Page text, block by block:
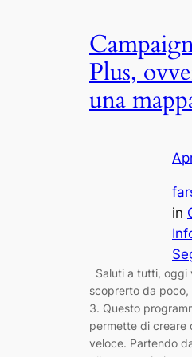
Plus,
una
in
Saluti a tutti, oggi
scoprerto da
3. Questo
permette di creare
veloce. Partendo